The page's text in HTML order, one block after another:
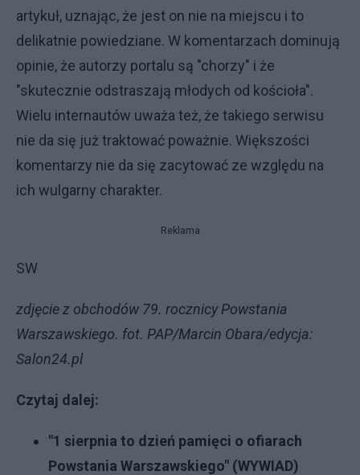
artykuł, uznając, że jest on nie na miejscu i to
delikatnie powiedziane. W komentarzach dominują
opinie, że autorzy portalu są "chorzy" i że
"skutecznie odstraszają młodych od kościoła".
Wielu internautów uważa też, że takiego serwisu
nie da się już traktować poważnie. Większości
komentarzy nie da się zacytować ze względu na
ich wulgarny charakter.
Reklama
SW
zdjęcie z obchodów 79. rocznicy Powstania
Warszawskiego. fot. PAP/Marcin Obara/edycja:
Salon24.pl
Czytaj dalej:
"1 sierpnia to dzień pamięci o ofiarach
Powstania Warszawskiego" (WYWIAD)